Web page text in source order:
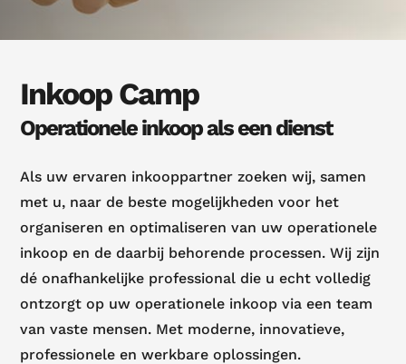
Inkoop Camp
Operationele inkoop als een dienst
Als uw ervaren inkooppartner zoeken wij, samen
met u, naar de beste mogelijkheden voor het
organiseren en optimaliseren van uw operationele
inkoop en de daarbij behorende processen. Wij zijn
dé onafhankelijke professional die u echt volledig
ontzorgt op uw operationele inkoop via een team
van vaste mensen. Met moderne, innovatieve,
professionele en werkbare oplossingen.